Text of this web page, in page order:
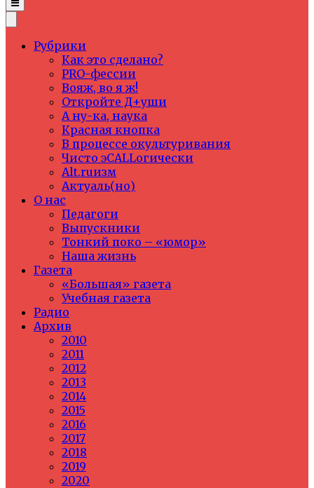
Рубрики
Как это сделано?
PRO-фессии
Вояж, во я ж!
Откройте Д+уши
А ну-ка, наука
Красная кнопка
В процессе окультуривания
Чисто эCALLогически
Alt.ruизм
Актуаль(но)
О нас
Педагоги
Выпускники
Тонкий поко – «юмор»
Наша жизнь
Газета
«Большая» газета
Учебная газета
Радио
Архив
2010
2011
2012
2013
2014
2015
2016
2017
2018
2019
2020